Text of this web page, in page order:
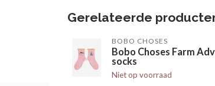
Gerelateerde
BOBO CHOSES
Bobo Choses Farm
socks
Niet op voorraad